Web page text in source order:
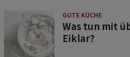
GUTE KÜCHE
Was tun mit
Eiklar?